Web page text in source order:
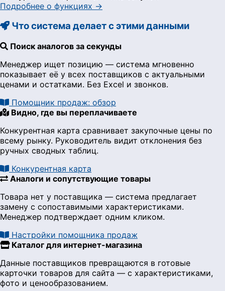
Подробнее о функциях →
Что система делает с этими данными
Поиск аналогов за секунды
Менеджер ищет позицию — система мгновенно
показывает её у всех поставщиков с актуальными
ценами и остатками. Без Excel и звонков.
Помощник продаж: обзор
Видно, где вы переплачиваете
Конкурентная карта сравнивает закупочные цены по
всему рынку. Руководитель видит отклонения без
ручных сводных таблиц.
Конкурентная карта
Аналоги и сопутствующие товары
Товара нет у поставщика — система предлагает
замену с сопоставимыми характеристиками.
Менеджер подтверждает одним кликом.
Настройки помощника продаж
Каталог для интернет-магазина
Данные поставщиков превращаются в готовые
карточки товаров для сайта — с характеристиками,
фото и ценообразованием.